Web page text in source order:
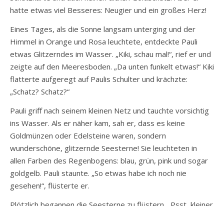
hatte etwas viel Besseres: Neugier und ein großes Herz!
Eines Tages, als die Sonne langsam unterging und der
Himmel in Orange und Rosa leuchtete, entdeckte Pauli
etwas Glitzerndes im Wasser. „Kiki, schau mal!“, rief er und
zeigte auf den Meeresboden. „Da unten funkelt etwas!“ Kiki
flatterte aufgeregt auf Paulis Schulter und krächzte:
„Schatz? Schatz?“
Pauli griff nach seinem kleinen Netz und tauchte vorsichtig
ins Wasser. Als er näher kam, sah er, dass es keine
Goldmünzen oder Edelsteine waren, sondern
wunderschöne, glitzernde Seesterne! Sie leuchteten in
allen Farben des Regenbogens: blau, grün, pink und sogar
goldgelb. Pauli staunte. „So etwas habe ich noch nie
gesehen!“, flüsterte er.